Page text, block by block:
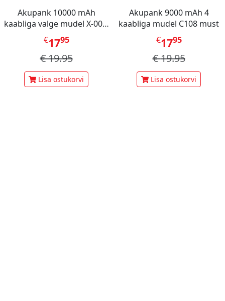
Akupank 10000 mAh
kaabliga valge mudel X-001,
Mini Berry
€1795
€19.95
Lisa ostukorvi
Akupank 9000 mAh 4
kaabliga mudel C108 must
€1795
€19.95
Lisa ostukorvi